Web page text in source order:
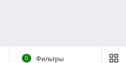
0 Фильтры